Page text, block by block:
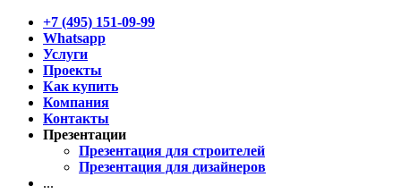
+7 (495) 151-09-99
Whatsapp
Услуги
Проекты
Как купить
Компания
Контакты
Презентации
Презентация для строителей
Презентация для дизайнеров
...